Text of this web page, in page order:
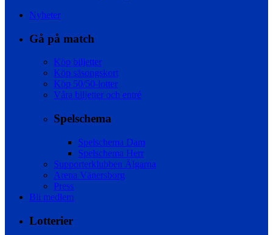
Nyheter
Gå på match
Köp biljetter
Köp säsongskort
Köp 50/50-lotter
Våra biljetter och entré
Spelschema
Spelschema Dam
Spelschema Herr
Supporterklubben Älgarna
Arena Vänersborg
Press
Bli medlem
Lotterier